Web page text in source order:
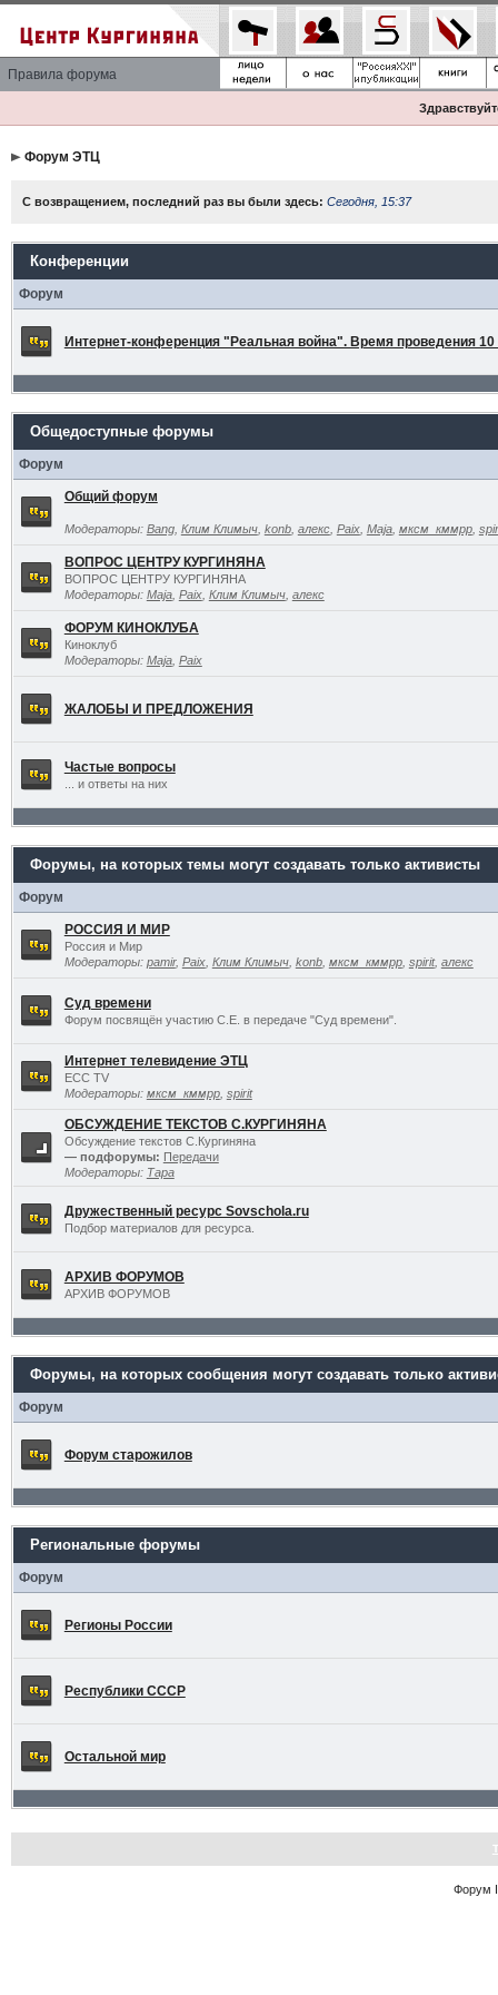
Правила форума
Форум ЭТЦ
С возвращением, последний раз вы были здесь: Сегодня, 15:37
Конференции
Форум
Интернет-конференция "Реальная война". Время проведения 10
Общедоступные форумы
Форум
Общий форум
Модераторы: Bang, Клим Климыч, konb, алекс, Paix, Maja, мксм_кммрр,
ВОПРОС ЦЕНТРУ КУРГИНЯНА
ВОПРОС ЦЕНТРУ КУРГИНЯНА
Модераторы: Maja, Paix, Клим Климыч, алекс
ФОРУМ КИНОКЛУБА
Киноклуб
Модераторы: Maja, Paix
ЖАЛОБЫ И ПРЕДЛОЖЕНИЯ
Частые вопросы
... и ответы на них
Форумы, на которых темы могут создавать только активисты
Форум
РОССИЯ И МИР
Россия и Мир
Модераторы: pamir, Paix, Клим Климыч, konb, мксм_кммрр, spirit, алекс
Суд времени
Форум посвящён участию С.Е. в передаче "Суд времени".
Интернет телевидение ЭТЦ
ECC TV
Модераторы: мксм_кммрр, spirit
ОБСУЖДЕНИЕ ТЕКСТОВ С.КУРГИНЯНА
Обсуждение текстов С.Кургиняна
— подфорумы: Передачи
Модераторы: Тара
Дружественный ресурс Sovschola.ru
Подбор материалов для ресурса.
АРХИВ ФОРУМОВ
АРХИВ ФОРУМОВ
Форумы, на которых сообщения могут создавать только
Форум
Форум старожилов
Региональные форумы
Форум
Регионы России
Республики СССР
Остальной мир
Форум